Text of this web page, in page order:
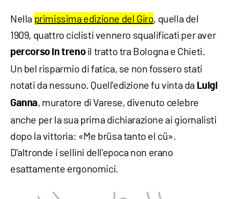
Nella primissima edizione del Giro, quella del
1909, quattro ciclisti vennero squalificati per aver
percorso in trenoil tratto tra Bologna e Chieti.
Un bel risparmio di fatica, se non fossero stati
notati da nessuno. Quell’edizione fu vinta da Luigi
Ganna, muratore di Varese, divenuto celebre
anche per la sua prima dichiarazione ai giornalisti
dopo la vittoria: «Me brüsa tanto el cü».
D'altronde i sellini dell'epoca non erano
esattamente ergonomici.